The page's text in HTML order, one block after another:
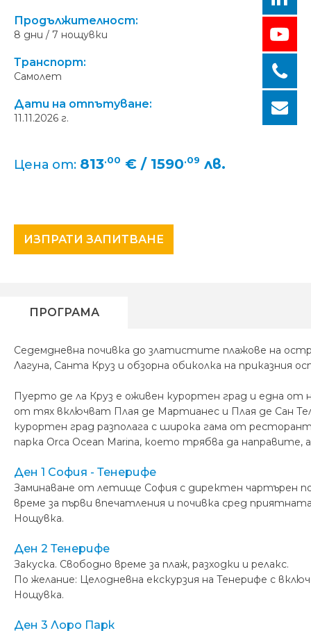
Продължителност:
8 дни / 7 нощувки
Транспорт:
Самолет
Дати на отпътуване:
11.11.2026 г.
Цена от: 813.00 € / 1590.09 лв.
ИЗПРАТИ ЗАПИТВАНЕ
ПРОГРАМА
Седемдневна почивка до златистите плажове на
Лагуна, Санта Круз и обзорна обиколка на приказния
Пуерто де ла Круз е оживен курортен град и една от
от тях включват Плая де Мартианес и Плая де Сан
курортен град разполага с широка гама от
парка Orca Ocean Marina, което трябва да
Ден 1 София - Тенерифе
Заминаване от летище София с директен чартърен
време за първи впечатления и почивка сред
Нощувка.
Ден 2 Тенерифе
Закуска. Свободно време за плаж, разходки и релакс.
По желание: Целодневна екскурзия на Тенерифе с
Нощувка.
Ден 3 Лоро Парк